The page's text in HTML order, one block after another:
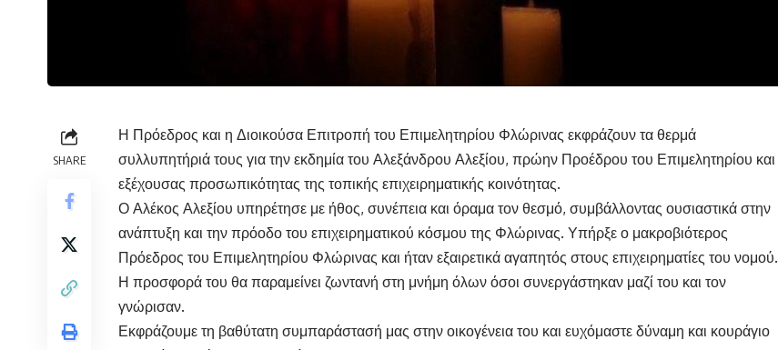
SHARE
Η Πρόεδρος και η Διοικούσα Επιτροπή του Επιμελητηρίου Φλώρινας εκφράζουν τα θερμά
συλλυπητήριά τους για την εκδημία του Αλεξάνδρου Αλεξίου, πρώην Προέδρου του Επιμελητηρίου και
εξέχουσας προσωπικότητας της τοπικής επιχειρηματικής κοινότητας.
Ο Αλέκος Αλεξίου υπηρέτησε με ήθος, συνέπεια και όραμα τον θεσμό, συμβάλλοντας ουσιαστικά στην
ανάπτυξη και την πρόοδο του επιχειρηματικού κόσμου της Φλώρινας. Υπήρξε ο μακροβιότερος
Πρόεδρος του Επιμελητηρίου Φλώρινας και ήταν εξαιρετικά αγαπητός στους επιχειρηματίες του νομού.
Η προσφορά του θα παραμείνει ζωντανή στη μνήμη όλων όσοι συνεργάστηκαν μαζί του και τον
γνώρισαν.
Εκφράζουμε τη βαθύτατη συμπαράστασή μας στην οικογένεια του και ευχόμαστε δύναμη και κουράγιο